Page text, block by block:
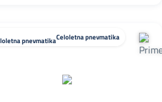
Celoletna pnevmatika